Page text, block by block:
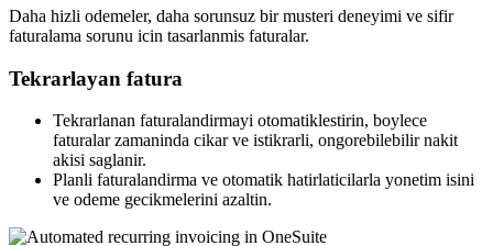
Daha hizli odemeler, daha sorunsuz bir musteri deneyimi ve sifir
faturalama sorunu icin tasarlanmis faturalar.
Tekrarlayan fatura
Tekrarlanan faturalandirmayi otomatiklestirin, boylece
faturalar zamaninda cikar ve istikrarli, ongorebilebilir nakit
akisi saglanir.
Planli faturalandirma ve otomatik hatirlaticilarla yonetim isini
ve odeme gecikmelerini azaltin.